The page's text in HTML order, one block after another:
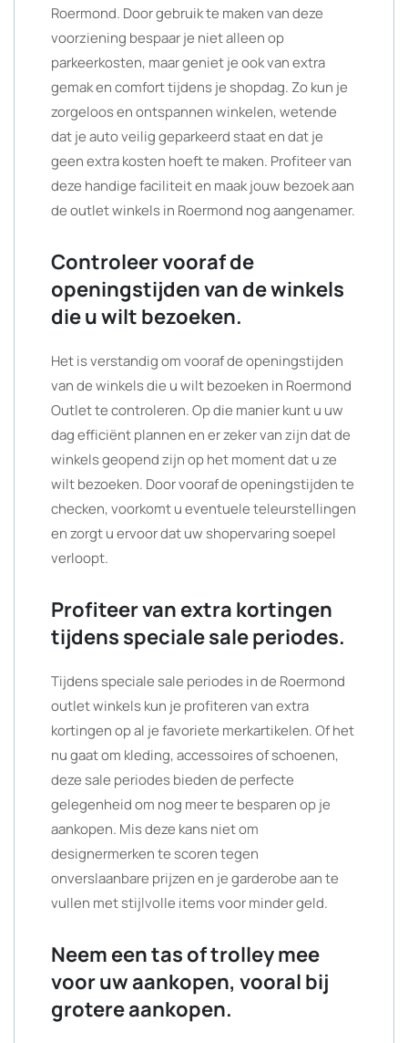
Roermond. Door gebruik te maken van deze
voorziening bespaar je niet alleen op
parkeerkosten, maar geniet je ook van extra
gemak en comfort tijdens je shopdag. Zo kun je
zorgeloos en ontspannen winkelen, wetende
dat je auto veilig geparkeerd staat en dat je
geen extra kosten hoeft te maken. Profiteer van
deze handige faciliteit en maak jouw bezoek aan
de outlet winkels in Roermond nog aangenamer.
Controleer vooraf de
openingstijden van de winkels
die u wilt bezoeken.
Het is verstandig om vooraf de openingstijden
van de winkels die u wilt bezoeken in Roermond
Outlet te controleren. Op die manier kunt u uw
dag efficiënt plannen en er zeker van zijn dat de
winkels geopend zijn op het moment dat u ze
wilt bezoeken. Door vooraf de openingstijden te
checken, voorkomt u eventuele teleurstellingen
en zorgt u ervoor dat uw shopervaring soepel
verloopt.
Profiteer van extra kortingen
tijdens speciale sale periodes.
Tijdens speciale sale periodes in de Roermond
outlet winkels kun je profiteren van extra
kortingen op al je favoriete merkartikelen. Of het
nu gaat om kleding, accessoires of schoenen,
deze sale periodes bieden de perfecte
gelegenheid om nog meer te besparen op je
aankopen. Mis deze kans niet om
designermerken te scoren tegen
onverslaanbare prijzen en je garderobe aan te
vullen met stijlvolle items voor minder geld.
Neem een tas of trolley mee
voor uw aankopen, vooral bij
grotere aankopen.